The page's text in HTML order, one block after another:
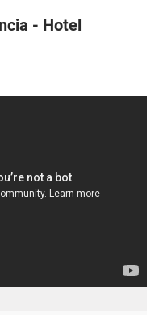
- Hotel